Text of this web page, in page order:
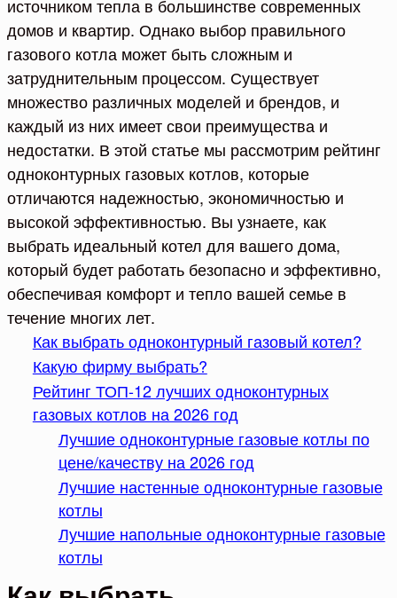
источником тепла в большинстве современных
домов и квартир. Однако выбор правильного
газового котла может быть сложным и
затруднительным процессом. Существует
множество различных моделей и брендов, и
каждый из них имеет свои преимущества и
недостатки. В этой статье мы рассмотрим рейтинг
одноконтурных газовых котлов, которые
отличаются надежностью, экономичностью и
высокой эффективностью. Вы узнаете, как
выбрать идеальный котел для вашего дома,
который будет работать безопасно и эффективно,
обеспечивая комфорт и тепло вашей семье в
течение многих лет.
Как выбрать одноконтурный газовый котел?
Какую фирму выбрать?
Рейтинг ТОП-12 лучших одноконтурных
газовых котлов на 2026 год
Лучшие одноконтурные газовые котлы по
цене/качеству на 2026 год
Лучшие настенные одноконтурные газовые
котлы
Лучшие напольные одноконтурные газовые
котлы